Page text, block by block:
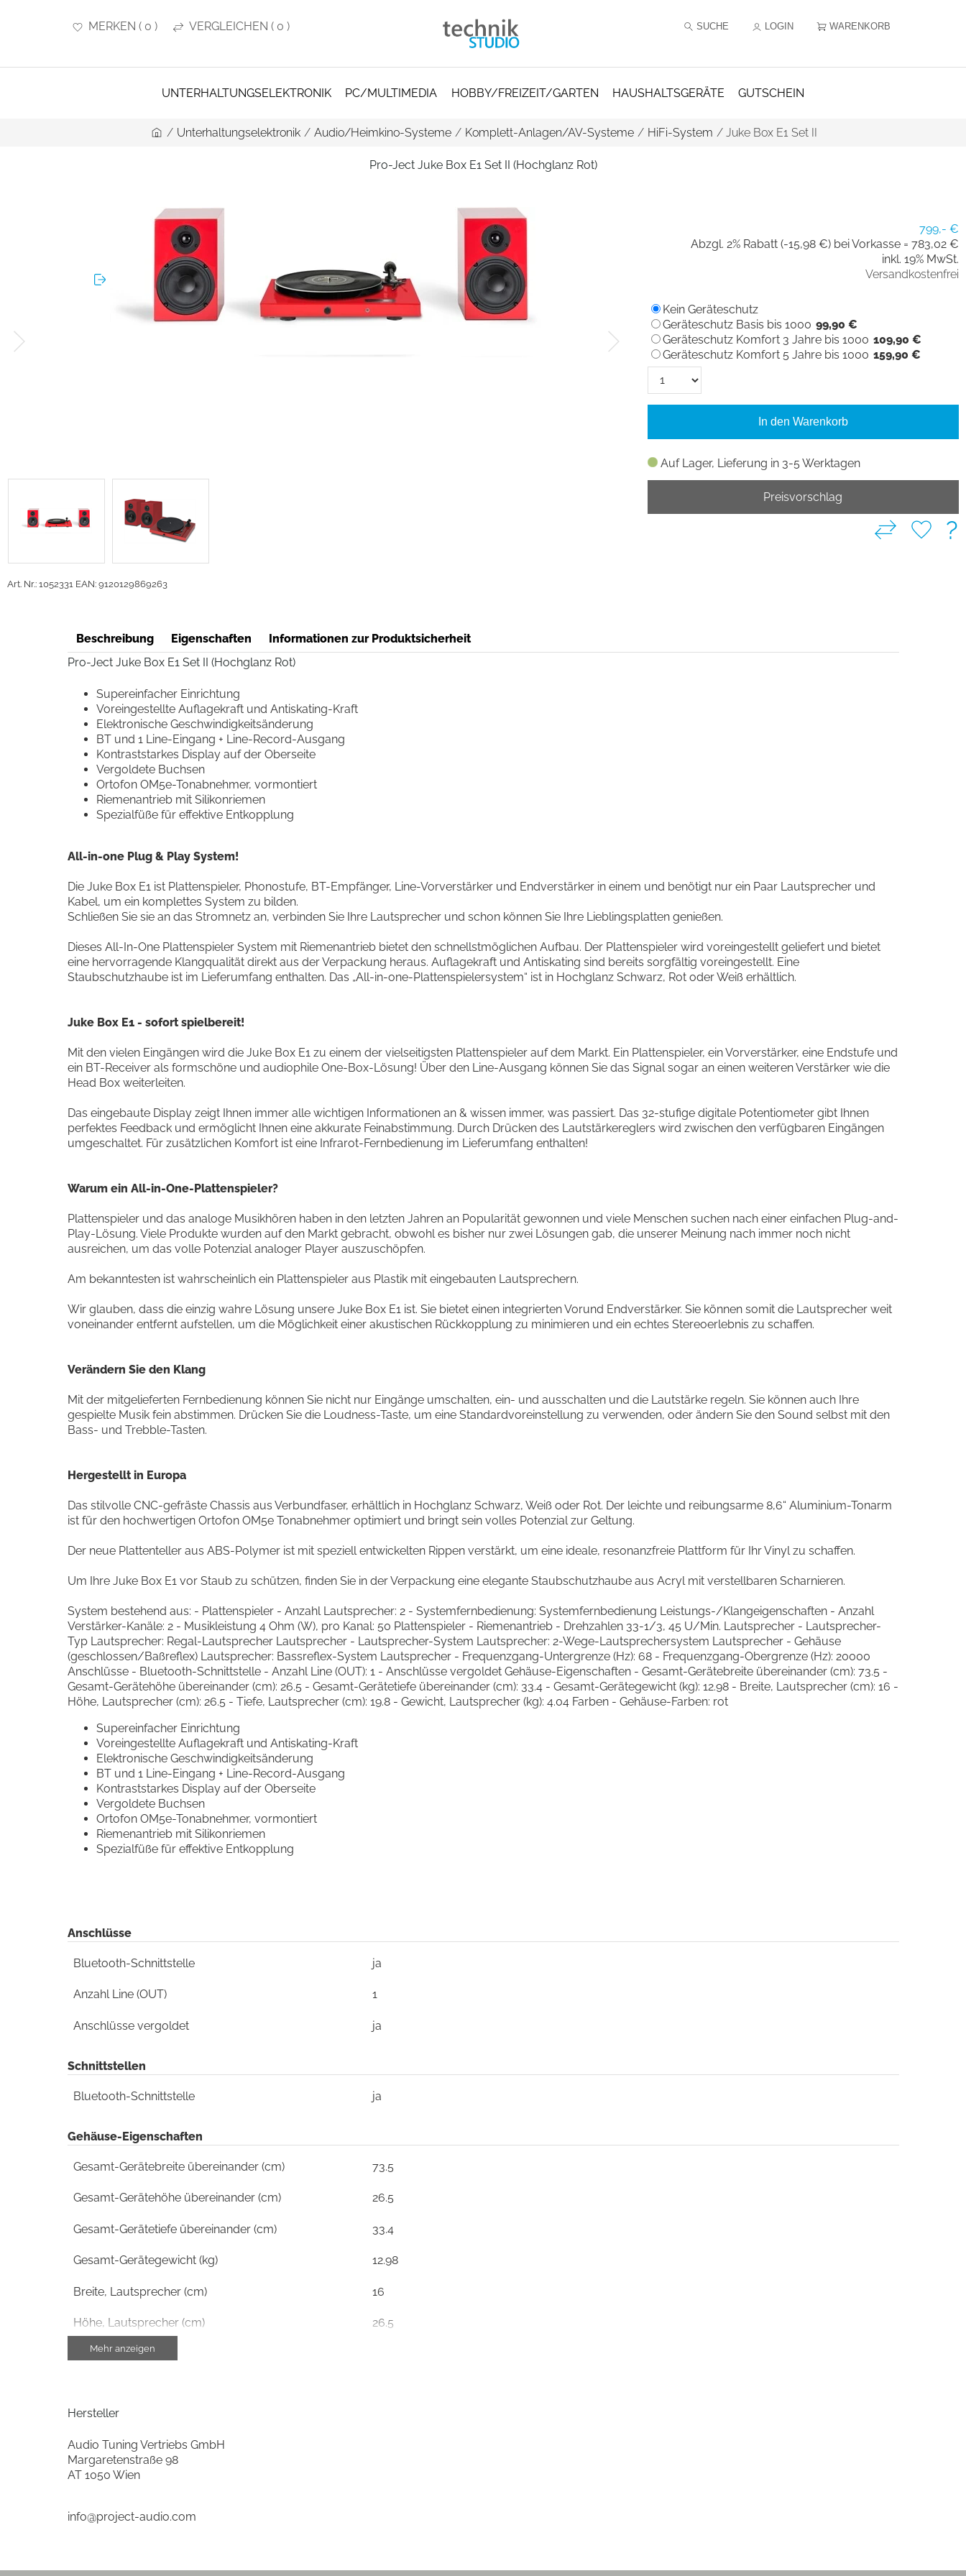
MERKEN ( 0 ) VERGLEICHEN ( 0 ) SUCHE LOGIN WARENKORB
UNTERHALTUNGSELEKTRONIK PC/MULTIMEDIA HOBBY/FREIZEIT/GARTEN HAUSHALTSGERÄTE GUTSCHEIN
/ Unterhaltungselektronik / Audio/Heimkino-Systeme / Komplett-Anlagen/AV-Systeme / HiFi-System / Juke Box E1 Set II
Pro-Ject Juke Box E1 Set II (Hochglanz Rot)
Art. Nr.: 1052331 EAN: 9120129869263
799,- €
Abzgl. 2% Rabatt (-15,98 €) bei Vorkasse = 783,02 €
inkl. 19% MwSt.
Versandkostenfrei
Auf Lager, Lieferung in 3-5 Werktagen
Kein Geräteschutz
Geräteschutz Basis bis 1000 99,90 €
Geräteschutz Komfort 3 Jahre bis 1000 109,90 €
Geräteschutz Komfort 5 Jahre bis 1000 159,90 €
In den Warenkorb
Preisvorschlag
?
Beschreibung Eigenschaften
Informationen zur Produktsicherheit
Pro-Ject Juke Box E1 Set II (Hochglanz Rot)
Supereinfacher Einrichtung
Voreingestellte Auflagekraft und Antiskating-Kraft
Elektronische Geschwindigkeitsänderung
BT und 1 Line-Eingang + Line-Record-Ausgang
Kontraststarkes Display auf der Oberseite
Vergoldete Buchsen
Ortofon OM5e-Tonabnehmer, vormontiert
Riemenantrieb mit Silikonriemen
Spezialfüße für effektive Entkopplung
All-in-one Plug & Play System!
Die Juke Box E1 ist Plattenspieler, Phonostufe, BT-Empfänger, Line-Vorverstärker und Endverstärker in einem und benötigt nur ein Paar Lautsprecher und
Kabel, um ein komplettes System zu bilden.
Schließen Sie sie an das Stromnetz an, verbinden Sie Ihre Lautsprecher und schon können Sie Ihre Lieblingsplatten genießen.
Dieses All-In-One Plattenspieler System mit Riemenantrieb bietet den schnellstmöglichen Aufbau. Der Plattenspieler wird voreingestellt geliefert und bietet
eine hervorragende Klangqualität direkt aus der Verpackung heraus. Auflagekraft und Antiskating sind bereits sorgfältig voreingestellt. Eine
Staubschutzhaube ist im Lieferumfang enthalten. Das „All-in-one-Plattenspielersystem“ ist in Hochglanz Schwarz, Rot oder Weiß erhältlich.
Juke Box E1 - sofort spielbereit!
Mit den vielen Eingängen wird die Juke Box E1 zu einem der vielseitigsten Plattenspieler auf dem Markt. Ein Plattenspieler, ein Vorverstärker, eine Endstufe und
ein BT-Receiver als formschöne und audiophile One-Box-Lösung! Über den Line-Ausgang können Sie das Signal sogar an einen weiteren Verstärker wie die
Head Box weiterleiten.
Das eingebaute Display zeigt Ihnen immer alle wichtigen Informationen an & wissen immer, was passiert. Das 32-stufige digitale Potentiometer gibt Ihnen
perfektes Feedback und ermöglicht Ihnen eine akkurate Feinabstimmung. Durch Drücken des Lautstärkereglers wird zwischen den verfügbaren Eingängen
umgeschaltet. Für zusätzlichen Komfort ist eine Infrarot-Fernbedienung im Lieferumfang enthalten!
Warum ein All-in-One-Plattenspieler?
Plattenspieler und das analoge Musikhören haben in den letzten Jahren an Popularität gewonnen und viele Menschen suchen nach einer einfachen Plug-and-
Play-Lösung. Viele Produkte wurden auf den Markt gebracht, obwohl es bisher nur zwei Lösungen gab, die unserer Meinung nach immer noch nicht
ausreichen, um das volle Potenzial analoger Player auszuschöpfen.
Am bekanntesten ist wahrscheinlich ein Plattenspieler aus Plastik mit eingebauten Lautsprechern.
Wir glauben, dass die einzig wahre Lösung unsere Juke Box E1 ist. Sie bietet einen integrierten Vorund Endverstärker. Sie können somit die Lautsprecher weit
voneinander entfernt aufstellen, um die Möglichkeit einer akustischen Rückkopplung zu minimieren und ein echtes Stereoerlebnis zu schaffen.
Verändern Sie den Klang
Mit der mitgelieferten Fernbedienung können Sie nicht nur Eingänge umschalten, ein- und ausschalten und die Lautstärke regeln. Sie können auch Ihre
gespielte Musik fein abstimmen. Drücken Sie die Loudness-Taste, um eine Standardvoreinstellung zu verwenden, oder ändern Sie den Sound selbst mit den
Bass- und Trebble-Tasten.
Hergestellt in Europa
Das stilvolle CNC-gefräste Chassis aus Verbundfaser, erhältlich in Hochglanz Schwarz, Weiß oder Rot. Der leichte und reibungsarme 8,6“ Aluminium-Tonarm
ist für den hochwertigen Ortofon OM5e Tonabnehmer optimiert und bringt sein volles Potenzial zur Geltung.
Der neue Plattenteller aus ABS-Polymer ist mit speziell entwickelten Rippen verstärkt, um eine ideale, resonanzfreie Plattform für Ihr Vinyl zu schaffen.
Um Ihre Juke Box E1 vor Staub zu schützen, finden Sie in der Verpackung eine elegante Staubschutzhaube aus Acryl mit verstellbaren Scharnieren.
System bestehend aus: - Plattenspieler - Anzahl Lautsprecher: 2 - Systemfernbedienung: Systemfernbedienung Leistungs-/Klangeigenschaften - Anzahl
Verstärker-Kanäle: 2 - Musikleistung 4 Ohm (W), pro Kanal: 50 Plattenspieler - Riemenantrieb - Drehzahlen 33-1/3, 45 U/Min. Lautsprecher - Lautsprecher-
Typ Lautsprecher: Regal-Lautsprecher Lautsprecher - Lautsprecher-System Lautsprecher: 2-Wege-Lautsprechersystem Lautsprecher - Gehäuse
(geschlossen/Baßreflex) Lautsprecher: Bassreflex-System Lautsprecher - Frequenzgang-Untergrenze (Hz): 68 - Frequenzgang-Obergrenze (Hz): 20000
Anschlüsse - Bluetooth-Schnittstelle - Anzahl Line (OUT): 1 - Anschlüsse vergoldet Gehäuse-Eigenschaften - Gesamt-Gerätebreite übereinander (cm): 73.5 -
Gesamt-Gerätehöhe übereinander (cm): 26.5 - Gesamt-Gerätetiefe übereinander (cm): 33.4 - Gesamt-Gerätegewicht (kg): 12.98 - Breite, Lautsprecher (cm): 16 -
Höhe, Lautsprecher (cm): 26.5 - Tiefe, Lautsprecher (cm): 19.8 - Gewicht, Lautsprecher (kg): 4.04 Farben - Gehäuse-Farben: rot
Supereinfacher Einrichtung
Voreingestellte Auflagekraft und Antiskating-Kraft
Elektronische Geschwindigkeitsänderung
BT und 1 Line-Eingang + Line-Record-Ausgang
Kontraststarkes Display auf der Oberseite
Vergoldete Buchsen
Ortofon OM5e-Tonabnehmer, vormontiert
Riemenantrieb mit Silikonriemen
Spezialfüße für effektive Entkopplung
Anschlüsse
Bluetooth-Schnittstelle ja
Anzahl Line (OUT) 1
Anschlüsse vergoldet ja
Schnittstellen
Bluetooth-Schnittstelle ja
Gehäuse-Eigenschaften
Gesamt-Gerätebreite übereinander (cm) 73.5
Gesamt-Gerätehöhe übereinander (cm) 26.5
Gesamt-Gerätetiefe übereinander (cm) 33.4
Gesamt-Gerätegewicht (kg) 12.98
Breite, Lautsprecher (cm) 16
Höhe, Lautsprecher (cm) 26.5
Tiefe, Lautsprecher (cm)
Gehäuse-Farben
Farbe
Mehr anzeigen
Hersteller
Audio Tuning Vertriebs GmbH
Margaretenstraße 98
AT 1050 Wien
info@project-audio.com